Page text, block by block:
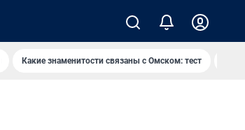
Какие знаменитости связаны с Омском: тест